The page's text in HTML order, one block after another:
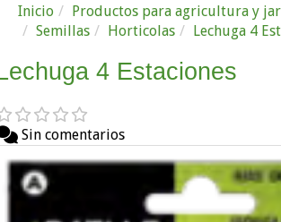
Inicio
Productos para agricultura y
Semillas
Horticolas Lechuga 4
4 Estaciones
Sin comentarios